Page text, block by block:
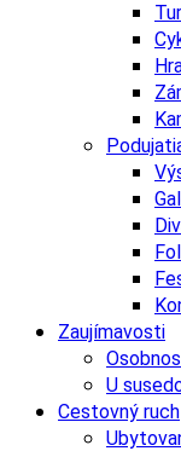
Zaujímavosti
U
Cestovný ruch